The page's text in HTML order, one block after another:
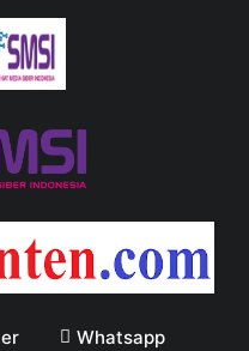
Whatsapp